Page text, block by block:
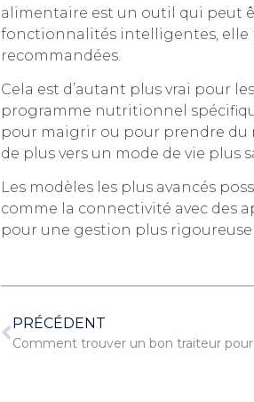
alimentaire est un outil qui peut
fonctionnalités intelligentes, elle
recommandées.
Cela est d’autant plus vrai pour
programme nutritionnel
pour maigrir ou pour prendre du
de plus vers un mode de vie plus
Les modèles les plus avancés
comme la connectivité avec des
pour une gestion plus
PRÉCÉDENT